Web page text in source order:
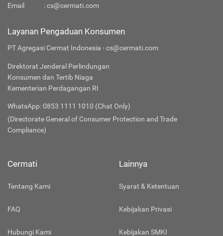
Email
:cs@cermati.com
Layanan Pengaduan Konsumen
PT Agregasi Cermat Indonesia - cs@cermati.com
Direktorat Jenderal Perlindungan
Konsumen dan Tertib Niaga
Kementerian Perdagangan RI
WhatsApp: 0853 1111 1010 (Chat Only)
(Directorate General of Consumer Protection and Trade
Compliance)
Cermati
Tentang Kami
FAQ
Hubungi Kami
Lainnya
Syarat & Ketentuan
Kebijakan Privasi
Kebijakan SMKI